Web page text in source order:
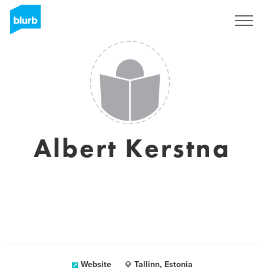
Albert Kerstna
Website Tallinn, Estonia